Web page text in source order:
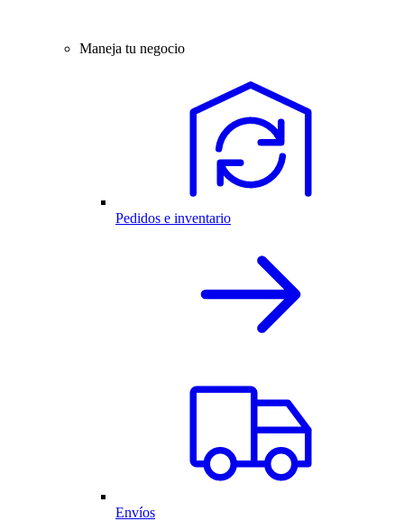
Maneja tu negocio
Pedidos e inventario
Envíos